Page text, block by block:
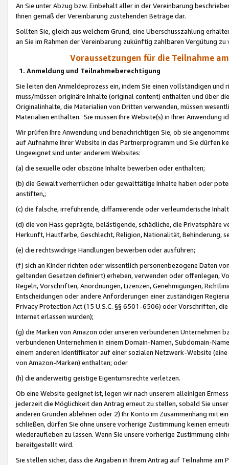
An Sie unter Abzug bzw. Einbehalt aller in der Vereinbarung
Ihnen gemäß der Vereinbarung zustehenden Beträge dar.
Sollten Sie, gleich aus welchem Grund, eine Überschusszahlung
an Sie im Rahmen der Vereinbarung zukünftig zahlbaren Vergütung zu
Voraussetzungen für die Teilnahme
1. Anmeldung und Teilnahmeberechtigung
Sie leiten den Anmeldeprozess ein, indem Sie einen vollständigen
muss/müssen originäre Inhalte (original content) enthalten und über
Originalinhalte, die Materialien von Dritten verwenden, müssen
Materialien enthalten. Sie müssen Ihre Website(s) in Ihrer Anwendung
Wir prüfen Ihre Anwendung und benachrichtigen Sie, ob sie
auf Aufnahme Ihrer Website in das Partnerprogramm und Sie dürfen
Ungeeignet sind unter anderem Websites:
(a) die sexuelle oder obszöne Inhalte bewerben oder enthalten;
(b) die Gewalt verherrlichen oder gewalttätige Inhalte haben oder
anstiften,;
(c) die falsche, irreführende, diffamierende oder verleumderische
(d) die von Hass geprägte, belästigende, schädliche, die Privatsphäre
Herkunft, Hautfarbe, Geschlecht, Religion, Nationalität, Behinderung,
(e) die rechtswidrige Handlungen bewerben oder ausführen;
(f) sich an Kinder richten oder wissentlich personenbezogene Daten
geltenden Gesetzen definiert) erheben, verwenden oder offenlegen,
Regeln, Vorschriften, Anordnungen, Lizenzen, Genehmigungen,
Entscheidungen oder andere Anforderungen einer zuständigen
Privacy Protection Act (15 U.S.C. §§ 6501-6506) oder Vorschriften,
Internet erlassen wurden);
(g) die Marken von Amazon oder unseren verbundenen Unternehmen
verbundenen Unternehmen in einem Domain-Namen, Subdomain-
einem anderen Identifikator auf einer sozialen Netzwerk-Website
von Amazon-Marken) enthalten; oder
(h) die anderweitig geistige Eigentumsrechte verletzen.
Ob eine Website geeignet ist, legen wir nach unserem alleinigen
jederzeit die Möglichkeit den Antrag erneut zu stellen, sobald Sie
anderen Gründen ablehnen oder 2) Ihr Konto im Zusammenhang mit
schließen, dürfen Sie ohne unsere vorherige Zustimmung keinen
wiederaufleben zu lassen. Wenn Sie unsere vorherige Zustimmung
bereitgestellt wird.
Sie stellen sicher, dass die Angaben in Ihrem Antrag auf Teilnahme